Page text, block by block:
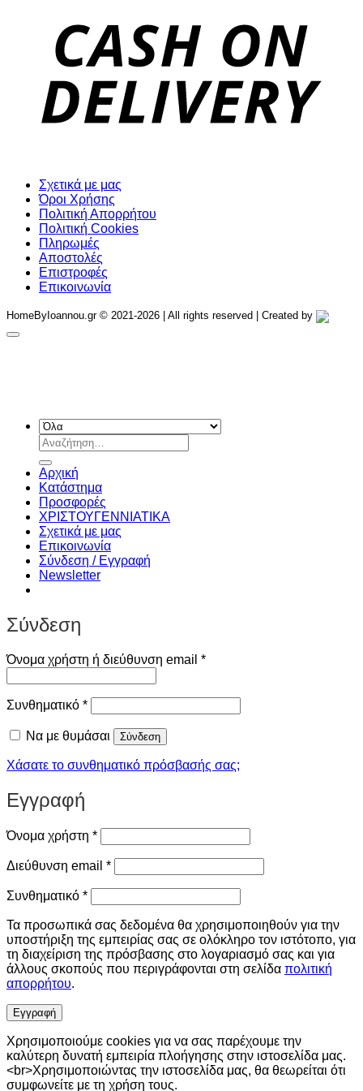
Σχετικά με μας
Όροι Χρήσης
Πολιτική Απορρήτου
Πολιτική Cookies
Πληρωμές
Αποστολές
Επιστροφές
Επικοινωνία
HomeByIoannou.gr © 2021-2026 | All rights reserved | Created by
Αναζήτηση
για:
Αρχική
Κατάστημα
Προσφορές
ΧΡΙΣΤΟΥΓΕΝΝIATIKA
Σχετικά με μας
Επικοινωνία
Σύνδεση / Εγγραφή
Newsletter
Σύνδεση
Όνομα χρήστη ή διεύθυνση email *Απαιτείται
Συνθηματικό *Απαιτείται
Να με θυμάσαι Σύνδεση
Χάσατε το συνθηματικό πρόσβασής σας;
Εγγραφή
Όνομα χρήστη *Απαιτείται
Διεύθυνση email *Απαιτείται
Συνθηματικό *Απαιτείται
Τα προσωπικά σας δεδομένα θα χρησιμοποιηθούν για την
υποστήριξη της εμπειρίας σας σε ολόκληρο τον ιστότοπο, για
τη διαχείριση της πρόσβασης στο λογαριασμό σας και για
άλλους σκοπούς που περιγράφονται στη σελίδα πολιτική
απορρήτου.
Εγγραφή
Χρησιμοποιούμε cookies για να σας παρέχουμε την
καλύτερη δυνατή εμπειρία πλοήγησης στην ιστοσελίδα μας.
<br>Χρησιμοποιώντας την ιστοσελίδα μας, θα θεωρείται ότι
συμφωνείτε με τη χρήση τους.